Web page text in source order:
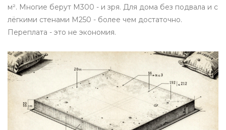
м². Многие берут М300 - и зря. Для дома без подвала и с
лёгкими стенами М250 - более чем достаточно.
Переплата - это не экономия.